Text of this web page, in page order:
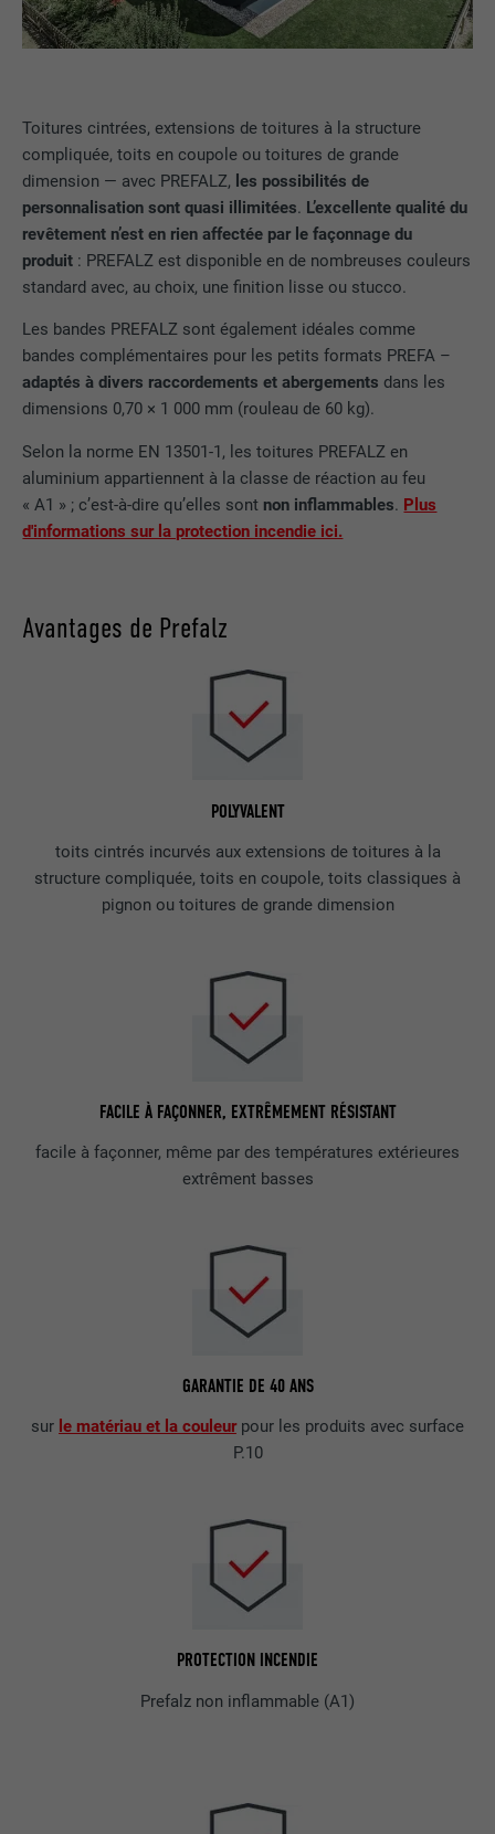
Toitures cintrées, extensions de toitures à la structure
compliquée, toits en coupole ou toitures de grande
dimension — avec PREFALZ, les possibilités de
personnalisation sont quasi illimitées. L’excellente qualité du
revêtement n’est en rien affectée par le façonnage du
produit : PREFALZ est disponible en de nombreuses couleurs
standard avec, au choix, une finition lisse ou stucco.
Les bandes PREFALZ sont également idéales comme
bandes complémentaires pour les petits formats PREFA –
adaptés à divers raccordements et abergements dans les
dimensions 0,70 × 1 000 mm (rouleau de 60 kg).
Selon la norme EN 13501-1, les toitures PREFALZ en
aluminium appartiennent à la classe de réaction au feu
« A1 » ; c’est-à-dire qu’elles sont non inflammables. Plus
d'informations sur la protection incendie ici.
Avantages de Prefalz
POLYVALENT
toits cintrés incurvés aux extensions de toitures à la
structure compliquée, toits en coupole, toits classiques à
pignon ou toitures de grande dimension
FACILE À FAÇONNER, EXTRÊMEMENT RÉSISTANT
facile à façonner, même par des températures extérieures
extrêment basses
GARANTIE DE 40 ANS
sur le matériau et la couleurpour les produits avec surface
P.10
PROTECTION INCENDIE
Prefalz non inflammable (A1)